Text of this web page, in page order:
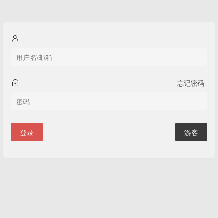
忘记密码
登录 游客